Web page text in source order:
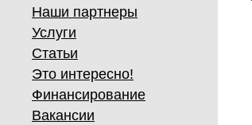
Наши партнеры
Услуги
Статьи
Это интересно!
Финансирование
Вакансии